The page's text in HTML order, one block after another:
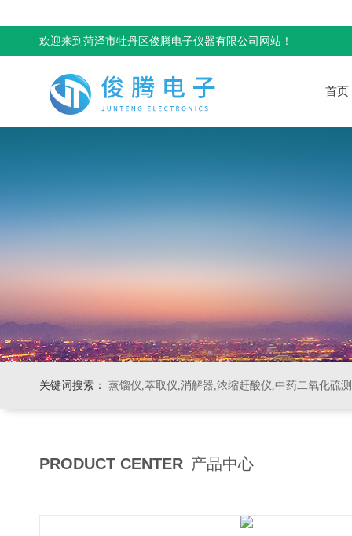
欢迎来到菏泽市牡丹区俊腾电子仪器有限公司网站！
首页
关键词搜索： 蒸馏仪,萃取仪,消解器,浓缩赶酸仪,中药二氧化硫
PRODUCT CENTER 产品中心